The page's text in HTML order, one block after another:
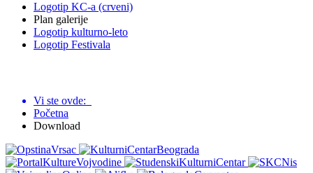
Logotip KC-a (crveni)
Plan galerije
Logotip kulturno-leto
Logotip Festivala
Vi ste ovde:
Početna
Download